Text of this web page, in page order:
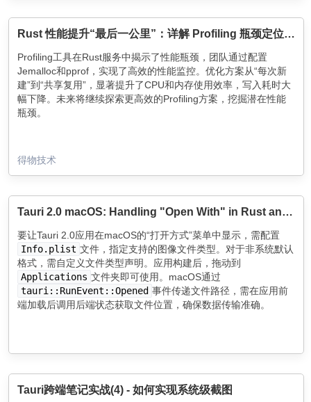
Rust 性能提升“最后一公里”：详解 Profiling 瓶颈定位与优化
Profiling工具在Rust服务中揭示了性能瓶颈，团队通过配置
Jemalloc和pprof，实现了高效的性能监控。优化方案从“每次新
建”到“共享复用”，显著提升了CPU和内存使用效率，写入耗时大
幅下降。未来将继续探索更高效的Profiling方案，挖掘潜在性能
瓶颈。
得物技术
Tauri 2.0 macOS: Handling "Open With" in Rust and passing files to the frontend
要让Tauri 2.0应用在macOS的“打开方式”菜单中显示，需配置
Info.plist 文件，指定支持的图像文件类型。对于非系统默认
格式，需自定义文件类型声明。应用构建后，拖动到
Applications 文件夹即可使用。macOS通过
tauri::RunEvent::Opened 事件传递文件路径，需在应用前
端加载后调用后端状态获取文件位置，确保数据传输准确。
Tauri跨端笔记实战(4) - 如何实现系统级截图